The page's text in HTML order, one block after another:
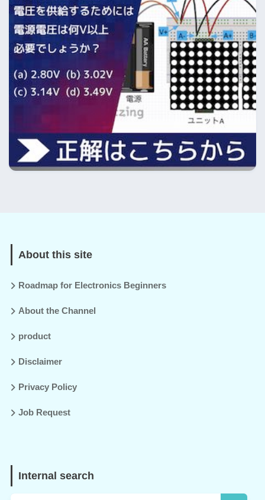
About this site
Roadmap for Electronics Beginners
About the Channel
product
Disclaimer
Privacy Policy
Job Request
Internal search